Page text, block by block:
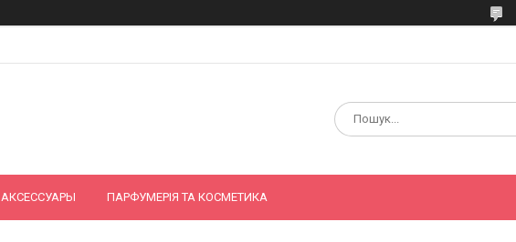
АКСЕССУАРЫ ПАРФУМЕРІЯ ТА КОСМЕТИКА